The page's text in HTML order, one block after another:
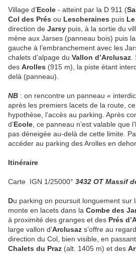
Village d’Ecole - atteint par la D 911 (
Col des Prés ou Lescheraines puis
direction de Jarsy puis, à la sortie du
mène aux Jarses (panneau bois) puis
gauche à l’embranchement avec les
chalets d’alpage du Vallon d’Arclusaz
des Arolles (915 m), la piste étant
delà (panneau).
NB : on rencontre un panneau «
après les premiers lacets de la route,
hypothèse, l’accès au parking. Après
d’Ecole , ce panneau n’est valable que
pas déneigée au-delà de cette limite.
accéder au parking des Arolles en
Itinéraire
Carte IGN 1/25000° 3432 OT Massif
Du parking on poursuit longuement sur
monte en lacets dans la Combe des
à proximité des granges et des Prés
large vallon d’Arclusaz s’offre au
direction du Col, bien visible, en
Chalets du Praz (alt. 1405 m) et des